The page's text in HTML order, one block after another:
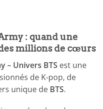
: quand une
millions de cœurs
– Univers BTS est une
de K-pop, de
unique de BTS.